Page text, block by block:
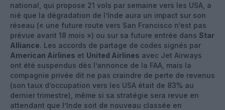
national, qui propose 21 vols par semaine vers les USA, a
nié que la dégradation de l’Inde aura un impact sur son
réseau (« une future route vers San Francisco n’est pas
prévue avant 18 mois ») ou sur sa future entrée dans Star
Alliance. Les accords de partage de codes signés par
American Airlines et United Airlines avec Jet Airways
ont été suspendus dès l’annonce de la FAA, mais la
compagnie privée dit ne pas craindre de perte de revenus
(son taux d’occupation vers les USA était de 83% au
dernier trimestre), même si sa stratégie sera revue en
attendant que l’Inde soit de nouveau classée en